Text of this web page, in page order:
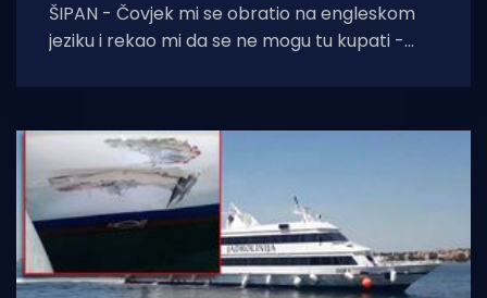
ŠIPAN - Čovjek mi se obratio na engleskom
jeziku i rekao mi da se ne mogu tu kupati -